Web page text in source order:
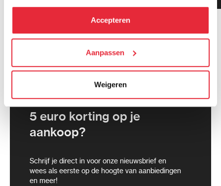
hebben verzameld via het gebruik van hun diensten. Je
kunt alle cookies accepteren, alleen noodzakelijke
We werken samen met21 derden
die uw gegevens
kunnen ontvangen en verwerken.
Accepteren
Aanpassen
Weigeren
5 euro korting op je
aankoop?
Schrijf je direct in voor onze nieuwsbrief en
wees als eerste op de hoogte van aanbiedingen
en meer!